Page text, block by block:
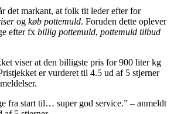
det markant, at folk tit leder efter for
og køb pottemuld. Foruden dette oplever
efter fx billig pottemuld, pottemuld tilbud
viser at den billigste pris for900 liter kg
er vurderet til 4.5 ud af 5 stjerner
.
fra start til… super god service.” – anmeldt